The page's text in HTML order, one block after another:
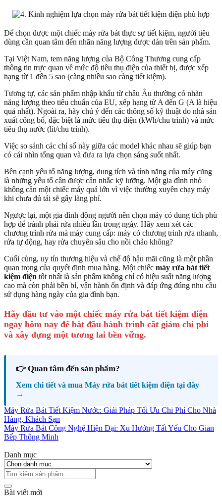
Để chọn được một chiếc máy rửa bát thực sự tiết kiệm, người tiêu
dùng cần quan tâm đến nhãn năng lượng được dán trên sản phẩm.
Tại Việt Nam, tem năng lượng của Bộ Công Thương cung cấp
thông tin trực quan về mức độ tiêu thụ điện của thiết bị, được xếp
hạng từ 1 đến 5 sao (càng nhiều sao càng tiết kiệm).
Tương tự, các sản phẩm nhập khẩu từ châu Âu thường có nhãn
năng lượng theo tiêu chuẩn của EU, xếp hạng từ A đến G (A là hiệu
quả nhất). Ngoài ra, hãy chú ý đến các thông số kỹ thuật do nhà sản
xuất công bố, đặc biệt là mức tiêu thụ điện (kWh/chu trình) và mức
tiêu thụ nước (lít/chu trình).
Việc so sánh các chỉ số này giữa các model khác nhau sẽ giúp bạn
có cái nhìn tổng quan và đưa ra lựa chọn sáng suốt nhất.
Bên cạnh yếu tố năng lượng, dung tích và tính năng của máy cũng
là những yếu tố cần được cân nhắc kỹ lưỡng. Một gia đình nhỏ
không cần một chiếc máy quá lớn vì việc thường xuyên chạy máy
khi chưa đủ tải sẽ gây lãng phí.
Ngược lại, một gia đình đông người nên chọn máy có dung tích phù
hợp để tránh phải rửa nhiều lần trong ngày. Hãy xem xét các
chương trình rửa mà máy cung cấp: máy có chương trình rửa nhanh,
rửa tự động, hay rửa chuyên sâu cho nồi chảo không?
Cuối cùng, uy tín thương hiệu và chế độ hậu mãi cũng là một phần
quan trọng của quyết định mua hàng. Một chiếc máy rửa bát tiết
kiệm điện tốt nhất là sản phẩm không chỉ có hiệu suất năng lượng
cao mà còn phải bền bỉ, vận hành ổn định và đáp ứng đúng nhu cầu
sử dụng hàng ngày của gia đình bạn.
Hãy đầu tư vào một chiếc máy rửa bát tiết kiệm điện
ngay hôm nay để bắt đầu hành trình cắt giảm chi phí
và xây dựng một tương lai bền vững.
👉 Quan tâm đến sản phẩm?
Xem chi tiết và mua Máy rửa bát tiết kiệm điện tại đây
→
Máy Rửa Bát Tiết Kiệm Nước: Giải Pháp Tối Ưu Chi Phí Cho Nhà
Hàng, Khách Sạn
Máy Rửa Bát Công Nghệ Hiện Đại: Xu Hướng Tất Yếu Cho Gian
Bếp Thông Minh
Danh mục
Danh
mục
Bài viết mới